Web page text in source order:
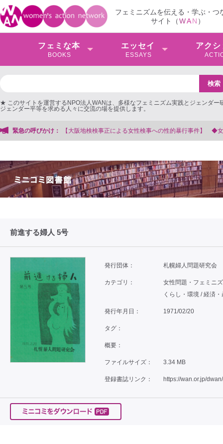
フェミニズムを伝える・学ぶ・つ
サイト（WAN ）
フェミな本
BOOKS
エッセイ
ESSAYS
アクシ
★ このサイトを運営するNPO法人WANは、多様なフェミニズム実践とジェンダー
ジェンダー平等を求める人々に交流の場を提供します。
緊急の呼びかけ：
る女性検事への性的暴行事件】 ◆女性検事を支援する会事務局
前進する婦人 5号
発行団体： 札幌婦人問題研究会
カテゴリ：
女性問題・フェミニ
くらし・環境 / 経済
発行年月日： 1971/02/20
タグ：
概要：
ファイルサイズ： 3.34 MB
登録書誌リンク： https://wan.or.jp/